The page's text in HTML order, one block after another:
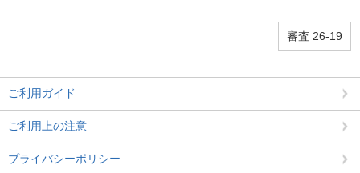
審査 26-19
ご利用ガイド
ご利用上の注意
プライバシーポリシー